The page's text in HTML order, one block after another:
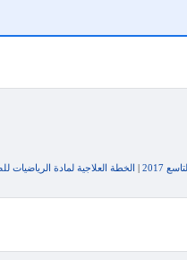
2017
| الخطة العلاجية لمادة الرياضيات